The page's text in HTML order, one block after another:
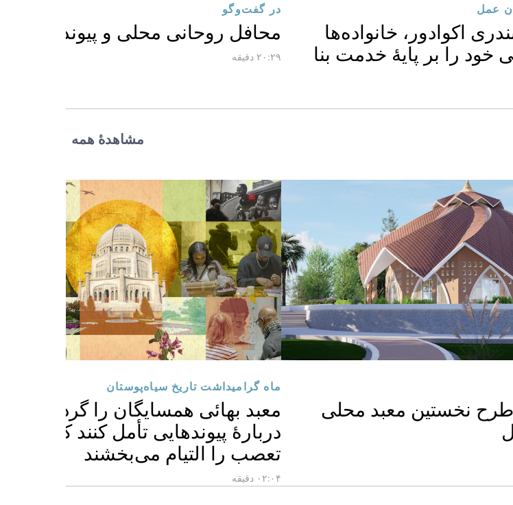
عمل
اکوادور، خانواده‌ها
خود را بر پایهٔ خدمت بنا
در گفت‌وگو
محافل روحانی محلی و پیوندهای
۲۰:۲۹ دقیقه
مشاهدهٔ همه
طرح نخستین معبد محلی
ماه گرامیداشت تاریخ سیاه‌پوستان
معبد بهائی همسایگان را گرد هم
دربارهٔ پیوندهایی تأمل کنند که
تعصب را التیام می‌بخشند
۰۲:۰۴ دقیقه